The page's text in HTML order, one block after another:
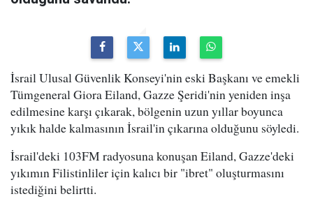
İsrail Ulusal Güvenlik Konseyi'nin eski Başkanı ve emekli
Tümgeneral Giora Eiland, Gazze Şeridi'nin yeniden inşa
edilmesine karşı çıkarak, bölgenin uzun yıllar boyunca
yıkık halde kalmasının İsrail'in çıkarına olduğunu söyledi.
İsrail'deki 103FM radyosuna konuşan Eiland, Gazze'deki
yıkımın Filistinliler için kalıcı bir "ibret" oluşturmasını
istediğini belirtti.